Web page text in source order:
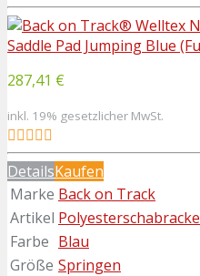
287,41 €
inkl. 19% gesetzlicher MwSt.
DetailsKaufen
Marke Back on Track
Artikel Polyesterschabracke
Farbe Blau
Größe Springen